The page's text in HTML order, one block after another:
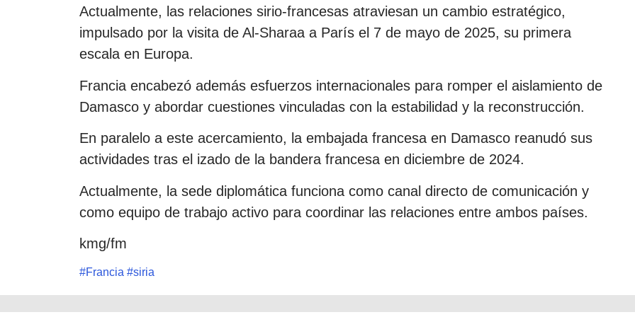
Actualmente, las relaciones sirio-francesas atraviesan un cambio estratégico,
impulsado por la visita de Al-Sharaa a París el 7 de mayo de 2025, su primera
escala en Europa.
Francia encabezó además esfuerzos internacionales para romper el aislamiento de
Damasco y abordar cuestiones vinculadas con la estabilidad y la reconstrucción.
En paralelo a este acercamiento, la embajada francesa en Damasco reanudó sus
actividades tras el izado de la bandera francesa en diciembre de 2024.
Actualmente, la sede diplomática funciona como canal directo de comunicación y
como equipo de trabajo activo para coordinar las relaciones entre ambos países.
kmg/fm
#Francia #siria